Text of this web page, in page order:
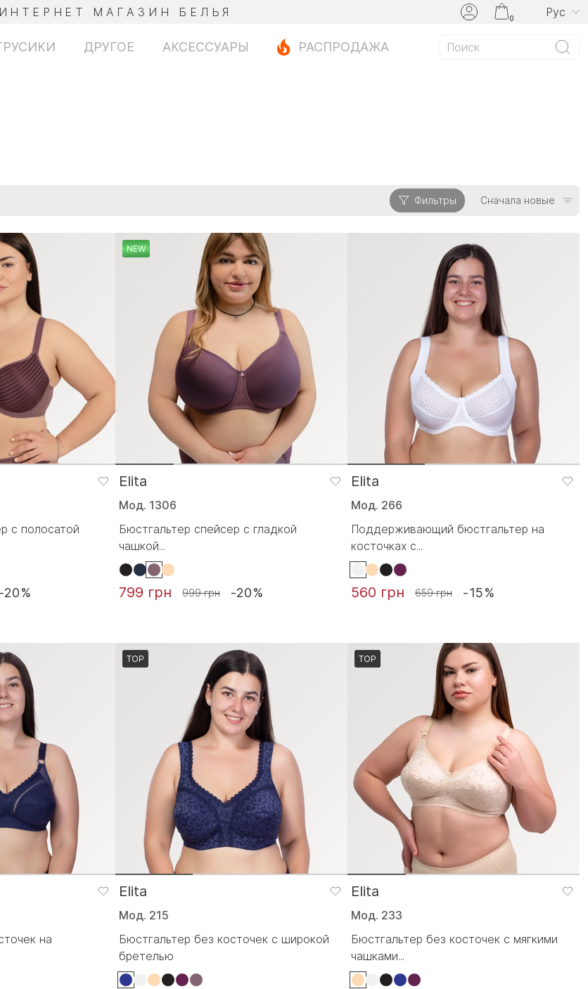
ИНТЕРНЕТ МАГАЗИН БЕЛЬЯ 0 Рус
ДРУГОЕ АКСЕССУАРЫ РАСПРОДАЖА
Фильтры Сначала новые
с полосатой
-20%
NEW
Elita
Мод. 1306
Бюстгальтер спейсер с гладкой
чашкой...
799 грн 999 грн -20%
Elita
Мод. 266
Поддерживающий бюстгальтер на
косточках с...
560 грн 659 грн -15%
на
TOP
Elita
Мод. 215
Бюстгальтер без косточек с широкой
бретелью
TOP
Elita
Мод. 233
Бюстгальтер без косточек с мягкими
чашками...